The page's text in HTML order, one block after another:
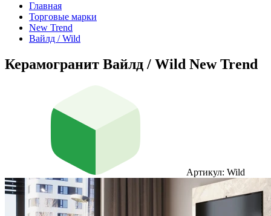
Главная
Торговые марки
New Trend
Вайлд / Wild
Керамогранит Вайлд / Wild New Trend
Артикул: Wild